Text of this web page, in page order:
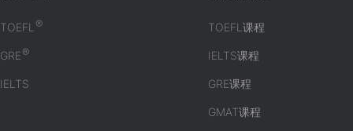
TOEFL®
GRE®
IELTS
TOEFL课程
IELTS课程
GRE课程
GMAT课程